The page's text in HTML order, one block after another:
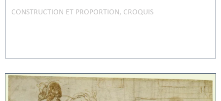
CONSTRUCTION ET PROPORTION, CROQUIS